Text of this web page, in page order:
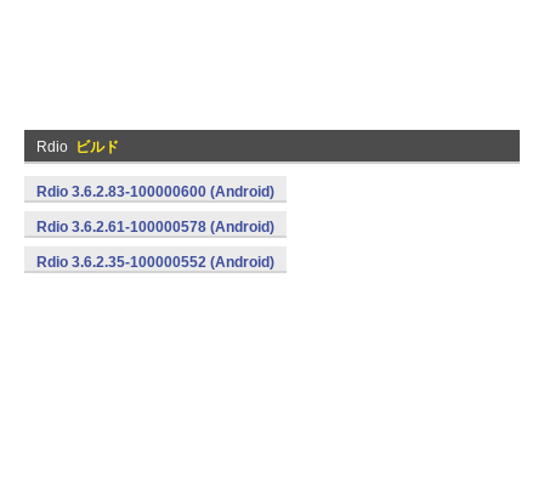
Rdio ビルド
Rdio 3.6.2.83-100000600 (Android)
Rdio 3.6.2.61-100000578 (Android)
Rdio 3.6.2.35-100000552 (Android)